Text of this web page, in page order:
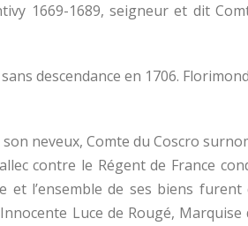
1669-1689, seigneur et dit
descendance en 1706.
neveux, Comte du Coscro
contre le Régent de France
l’ensemble de ses biens
Luce de Rougé,